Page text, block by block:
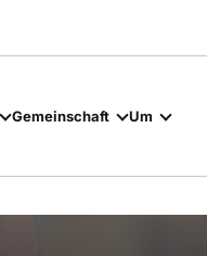
Gemeinschaft Um